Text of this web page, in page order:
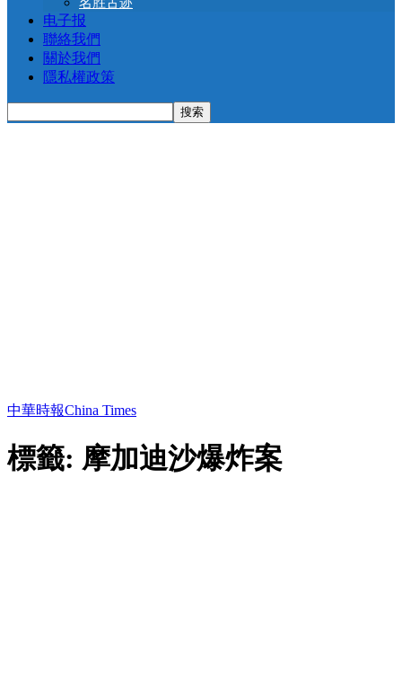
电子报
聯絡我們
關於我們
隱私權政策
中華時報China Times
標籤: 摩加迪沙爆炸案